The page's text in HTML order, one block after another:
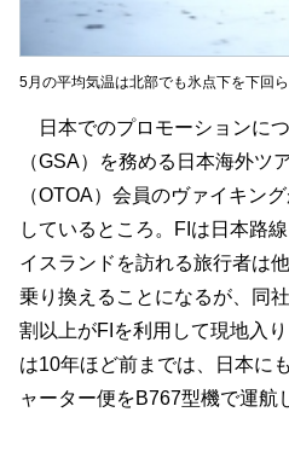
5月の平均気温は北部でも氷点下を下回
日本でのプロモーションに
（GSA）を務める日本海外ツ
（OTOA）会員のヴァイキン
しているところ。FIは日本路
イスランドを訪れる旅行者は
乗り換えることになるが、同
割以上がFIを利用して現地入
は10年ほど前までは、日本に
ャーター便をB767型機で運航